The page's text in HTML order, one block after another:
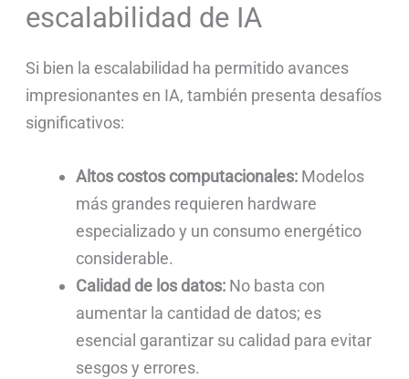
escalabilidad de IA
Si bien la escalabilidad ha permitido avances
impresionantes en IA, también presenta desafíos
significativos:
Altos costos computacionales:Modelos
más grandes requieren hardware
especializado y un consumo energético
considerable.
Calidad de los datos:No basta con
aumentar la cantidad de datos; es
esencial garantizar su calidad para evitar
sesgos y errores.